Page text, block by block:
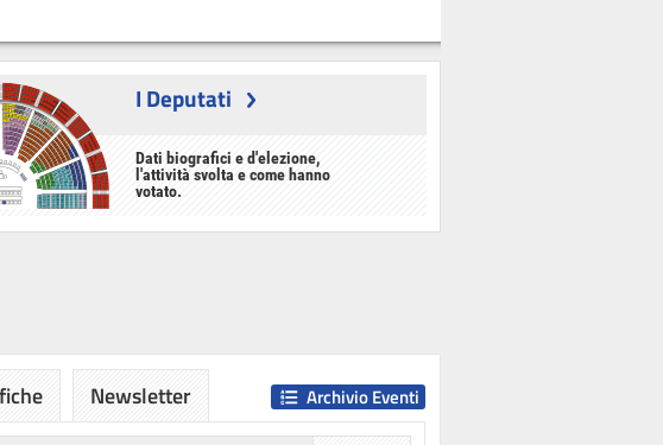
I Deputati
Dati biografici e d'elezione,
l'attività svolta e come hanno
votato.
Archivio Eventi
Newsletter